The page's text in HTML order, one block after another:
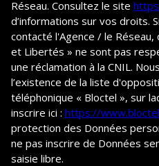
Réseau. Consultez le site
d’informations sur vos droits.
contacté l'Agence / le
et Libertés » ne sont pas
une réclamation à la CNIL.
l’existence de la liste
téléphonique « Bloctel », sur
inscrire ici : https://
protection des Données
ne pas inscrire de Données
saisie libre.